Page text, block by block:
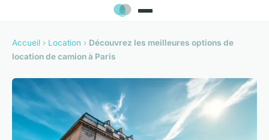
Accueil › Location › Découvrez les meilleures options de
location de camion à Paris